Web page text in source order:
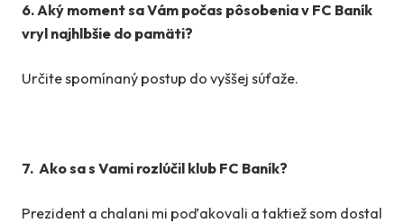
6. Aký moment sa Vám počas pôsobenia v FC Baník
vryl najhlbšie do pamäti?
Určite spomínaný postup do vyššej súťaže.
7. Ako sa s Vami rozlúčil klub FC Baník?
Prezident a chalani mi poďakovali a taktiež som dostal